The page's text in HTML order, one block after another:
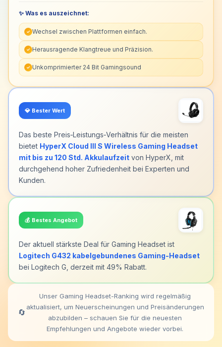
✨ Was es auszeichnet:
✓ Wechsel zwischen Plattformen einfach.
✓ Herausragende Klangtreue und Präzision.
✓ Unkomprimierter 24 Bit Gamingsound
💎 Bester Wert
Das beste Preis‑Leistungs‑Verhältnis für die meisten
bietet HyperX Cloud III S Wireless Gaming Headset
mit bis zu 120 Std. Akkulaufzeit von HyperX, mit
durchgehend hoher Zufriedenheit bei Experten und
Kunden.
💰 Bestes Angebot
Der aktuell stärkste Deal für Gaming Headset ist
Logitech G432 kabelgebundenes Gaming-Headset
bei Logitech G, derzeit mit 49% Rabatt.
🔄
Unser Gaming Headset-Ranking wird regelmäßig
aktualisiert, um Neuerscheinungen und Preisänderungen
abzubilden – schauen Sie für die neuesten
Empfehlungen und Angebote wieder vorbei.